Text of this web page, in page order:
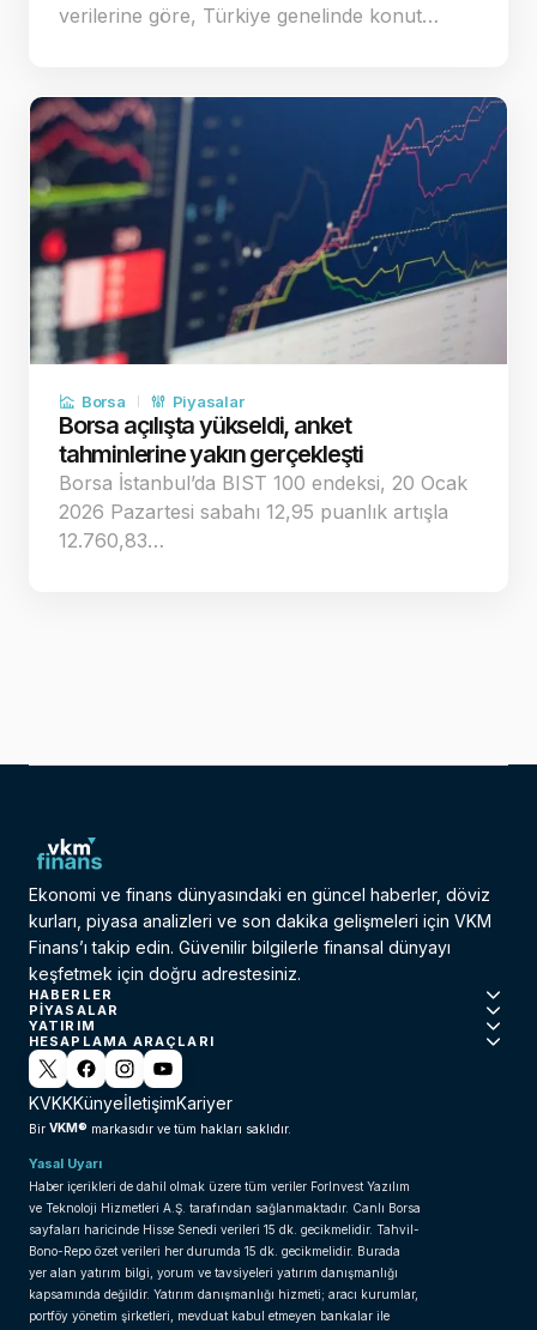
verilerine göre, Türkiye genelinde konut…
Borsa Piyasalar
Borsa açılışta yükseldi, anket
tahminlerine yakın gerçekleşti
Borsa İstanbul’da BIST 100 endeksi, 20 Ocak
2026 Pazartesi sabahı 12,95 puanlık artışla
12.760,83…
Ekonomi ve finans dünyasındaki en güncel haberler, döviz
kurları, piyasa analizleri ve son dakika gelişmeleri için VKM
Finans’ı takip edin. Güvenilir bilgilerle finansal dünyayı
keşfetmek için doğru adrestesiniz.
HABERLER
PIYASALAR
YATIRIM
HESAPLAMA ARAÇLARI
KVKKKünyeİletişimKariyer
Bir VKM® markasıdır ve tüm hakları saklıdır.
Yasal Uyarı
Haber içerikleri de dahil olmak üzere tüm veriler ForInvest Yazılım
ve Teknoloji Hizmetleri A.Ş. tarafından sağlanmaktadır. Canlı Borsa
sayfaları haricinde Hisse Senedi verileri 15 dk. gecikmelidir. Tahvil-
Bono-Repo özet verileri her durumda 15 dk. gecikmelidir. Burada
yer alan yatırım bilgi, yorum ve tavsiyeleri yatırım danışmanlığı
kapsamında değildir. Yatırım danışmanlığı hizmeti; aracı kurumlar,
portföy yönetim şirketleri, mevduat kabul etmeyen bankalar ile